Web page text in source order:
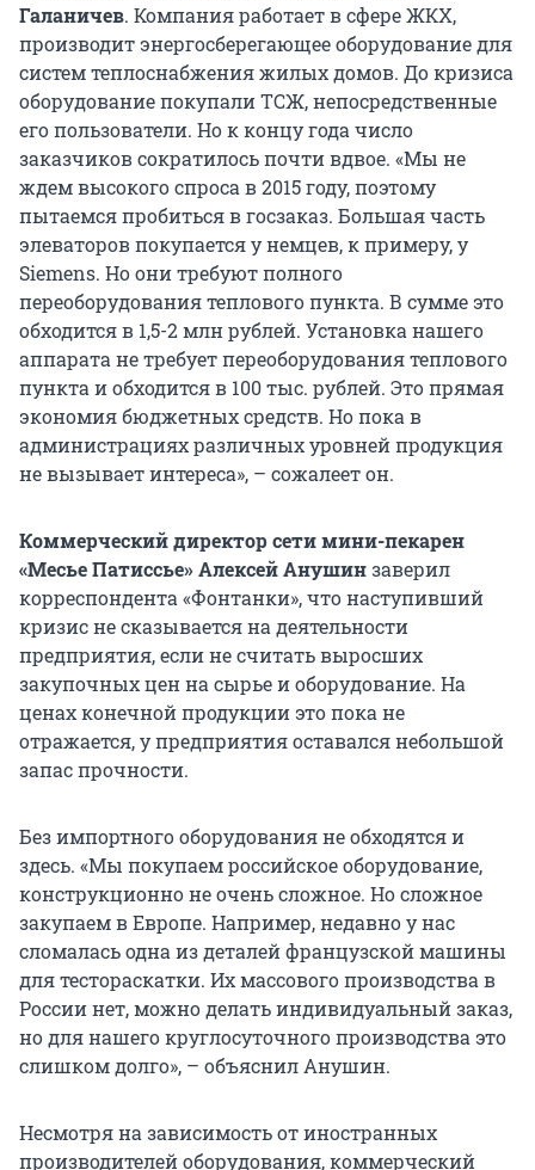
Галаничев. Компания работает в сфере ЖКХ,
производит энергосберегающее оборудование для
систем теплоснабжения жилых домов. До кризиса
оборудование покупали ТСЖ, непосредственные
его пользователи. Но к концу года число
заказчиков сократилось почти вдвое. «Мы не
ждем высокого спроса в 2015 году, поэтому
пытаемся пробиться в госзаказ. Большая часть
элеваторов покупается у немцев, к примеру, у
Siemens. Но они требуют полного
переоборудования теплового пункта. В сумме это
обходится в 1,5-2 млн рублей. Установка нашего
аппарата не требует переоборудования теплового
пункта и обходится в 100 тыс. рублей. Это прямая
экономия бюджетных средств. Но пока в
администрациях различных уровней продукция
не вызывает интереса», – сожалеет он.
Коммерческий директор сети мини-пекарен
«Месье Патиссье» Алексей Анушинзаверил
корреспондента «Фонтанки», что наступивший
кризис не сказывается на деятельности
предприятия, если не считать выросших
закупочных цен на сырье и оборудование. На
ценах конечной продукции это пока не
отражается, у предприятия оставался небольшой
запас прочности.
Без импортного оборудования не обходятся и
здесь. «Мы покупаем российское оборудование,
конструкционно не очень сложное. Но сложное
закупаем в Европе. Например, недавно у нас
сломалась одна из деталей французской машины
для тестораскатки. Их массового производства в
России нет, можно делать индивидуальный заказ,
но для нашего круглосуточного производства это
слишком долго», – объяснил Анушин.
Несмотря на зависимость от иностранных
производителей оборудования, коммерческий